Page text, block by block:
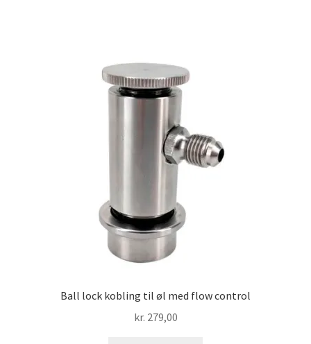
Ball lock kobling til øl med flow control
kr. 279,00